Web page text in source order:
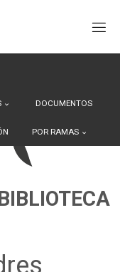
DOCUMENTOS
POR RAMAS